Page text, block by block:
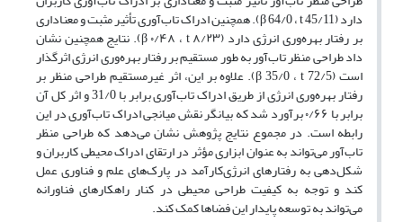
دارد (β 64/0 ، t 45/11). همچنین ادراک تاب‌آوری تأثیر مثبت و معناداری
بر رفتار بهره‌وری انرژی دارد (β ۰/۴۸ ، t ۸/۲۳). نتایج همچنین نشان
داد طراحی منظر تاب‌آور به طور مستقیم بر رفتار بهره‌وری انرژی اثرگذار
است (β 35/0 ، t 72/5). علاوه بر این، اثر غیرمستقیم طراحی منظر بر
رفتار بهره‌وری انرژی از طریق ادراک تاب‌آوری برابر با 31/0 و اثر کل آن
برابر با ۰/۶۶ برآورد شد که بیانگر نقش میانجی ادراک تاب‌آوری در این
رابطه است. در مجموع نتایج پژوهش نشان می‌دهد که طراحی منظر
تاب‌آور می‌تواند به عنوان ابزاری مؤثر در ارتقای ادراک محیطی کاربران و
شکل‌دهی به رفتارهای انرژی‌کارآمد در پارک‌های علم و فناوری عمل
کند و توجه به کیفیت طراحی محیطی در کنار راهکارهای فناورانه
می‌تواند به توسعه پایدار این فضاها کمک کند.